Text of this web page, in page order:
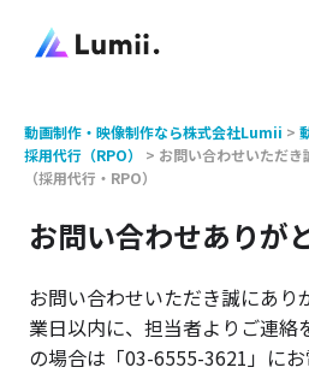
動画制作・映像制作なら株式会社Lumii >
採用代行（RPO）
> お問い合わせいただき
（採用代行・RPO）
お問い合わせありが
お問い合わせいただき誠にあり
業日以内に、担当者よりご連絡
の場合は「03-6555-3621」にお